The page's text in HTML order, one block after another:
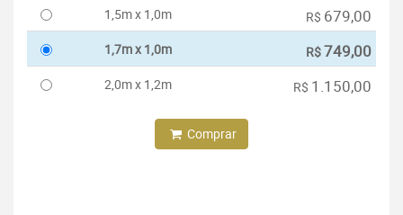
1,5m x 1,0m
R$ 679,00
1,7m x 1,0m R$749,00
2,0m x 1,2m R$ 1.150,00
Comprar